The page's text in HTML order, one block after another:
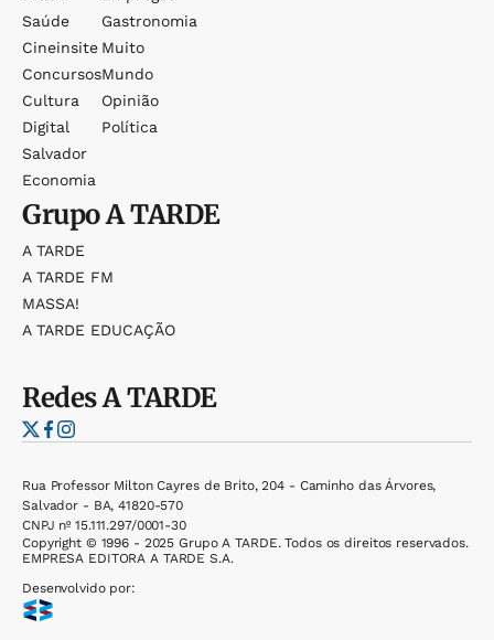
Saúde
Cineinsite
Concursos
Cultura
Digital
Salvador
Economia
Gastronomia
Muito
Mundo
Opinião
Política
GrupoA TARDE
A TARDE
A TARDE FM
MASSA!
A TARDE EDUCAÇÃO
RedesA TARDE
Rua Professor Milton Cayres de Brito, 204 - Caminho das Árvores,
Salvador - BA, 41820-570
CNPJ nº 15.111.297/0001-30
Copyright © 1996 - 2025 Grupo A TARDE. Todos os direitos reservados.
EMPRESA EDITORA A TARDE S.A.
Desenvolvido por: